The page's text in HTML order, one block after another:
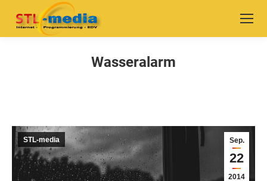
Wasseralarm
Sep.
22
2014
STL-media